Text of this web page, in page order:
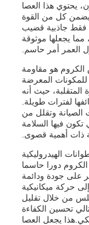
من 10 إلى 25 ميكرون، يحتوي هذا العصا
كل من القوة
فقط جاذبية قضيب
يجعلها موثوقة
العمر أمر حاسم.
الكروم هو مقاومة
المعرضة
المتقلبة، حيث أنه
لفترات طويلة.
الصيانة وتقلل من
فيها السلامة
ذات أهمية قصوى.
الهيدروليكية
دورا حاسما
على جودة ودائمة
حركة ميكانيكية
من خلال تقليل
تحسين الكفاءة
يجعل العصا